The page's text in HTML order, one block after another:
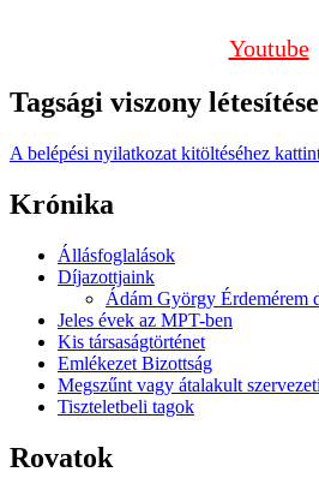
Youtube
Tagsági viszony létesítése
A belépési nyilatkozat kitöltéséhez
Krónika
Állásfoglalások
Díjazottjaink
Ádám György Érdemérem
Jeles évek az MPT-ben
Kis társaságtörténet
Emlékezet Bizottság
Megszűnt vagy átalakult
Tiszteletbeli tagok
Rovatok